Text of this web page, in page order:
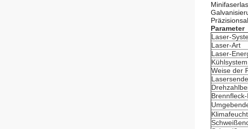
Parameter
Laser-
Laser-Art
Laser-
Kühlsystem
Weise der